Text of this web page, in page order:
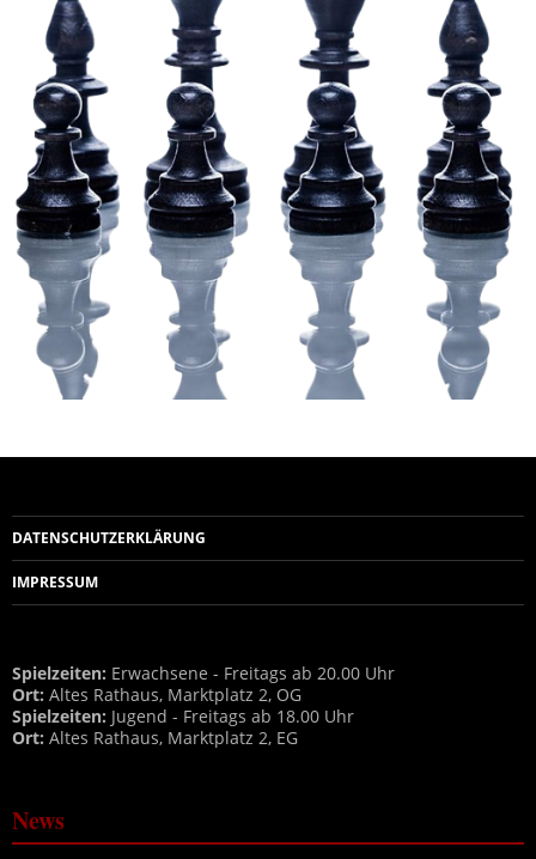
DATENSCHUTZERKLÄRUNG
IMPRESSUM
Spielzeiten: Erwachsene - Freitags ab 20.00 Uhr
Ort: Altes Rathaus, Marktplatz 2, OG
Spielzeiten: Jugend - Freitags ab 18.00 Uhr
Ort: Altes Rathaus, Marktplatz 2, EG
News